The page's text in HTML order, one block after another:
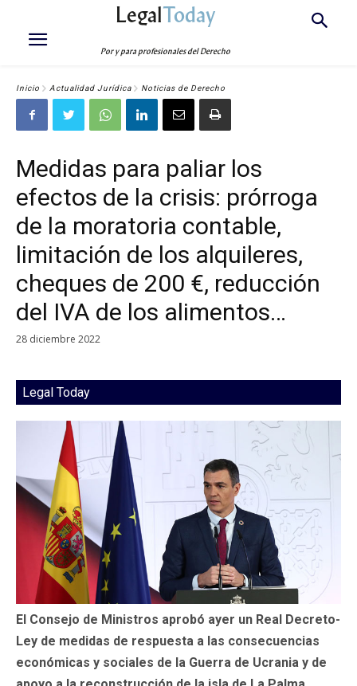
LegalToday
Por y para profesionales del Derecho
Inicio Actualidad Jurídica Noticias de Derecho
Medidas para paliar los
efectos de la crisis: prórroga
de la moratoria contable,
limitación de los alquileres,
cheques de 200 €, reducción
del IVA de los alimentos…
28 diciembre 2022
Legal Today
El Consejo de Ministros aprobó ayer un Real Decreto-
Ley de medidas de respuesta a las consecuencias
económicas y sociales de la Guerra de Ucrania y de